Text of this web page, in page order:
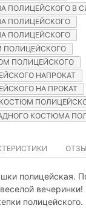
ПОЛИЦЕЙСКОГО В
ПОЛИЦЕЙСКОГО
ПОЛИЦЕЙСКОГО
ПОЛИЦЕЙСКОГО
ПОЛИЦЕЙСКОГО
НАПРОКАТ
НА ПРОКАТ
КОСТЮМА
полицейская.
вечеринки!
полицейского.